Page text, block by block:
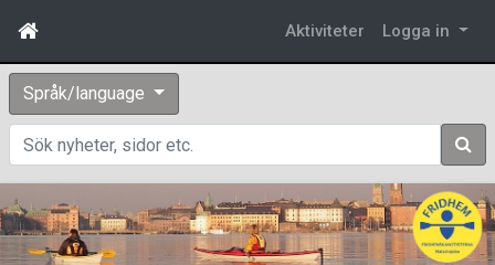
Aktiviteter Logga in
Språk/language
Sök